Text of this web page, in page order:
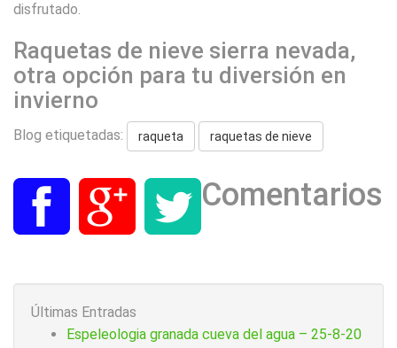
disfrutado.
Raquetas de nieve sierra nevada,
otra opción para tu diversión en
invierno
Blog etiquetadas: raqueta raquetas de nieve
Comentarios
Últimas Entradas
Espeleologia granada cueva del agua – 25-8-20